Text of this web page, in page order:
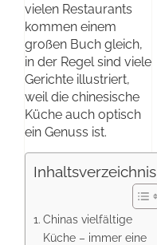
vielen Restaurants
kommen einem
großen Buch gleich,
in der Regel sind viele
Gerichte illustriert,
weil die chinesische
Küche auch optisch
ein Genuss ist.
Inhaltsverzeichnis
Chinas vielfältige
Küche – immer eine